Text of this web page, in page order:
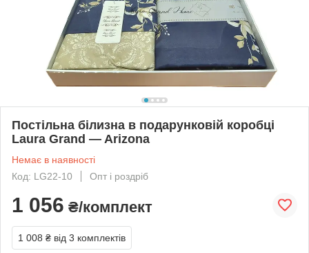
Постільна білизна в подарунковій коробці
Laura Grand — Arizona
Немає в наявності
Код: LG22-10
Опт і роздріб
1 056 ₴/комплект
1 008 ₴ від 3 комплектів